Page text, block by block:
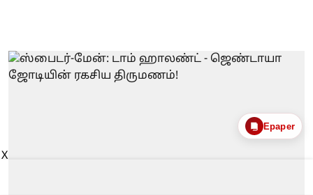
Epaper
X